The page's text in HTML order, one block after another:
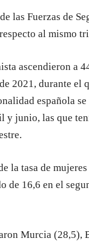
las Fuerzas de
al mismo
ascendieron a
2021, durante el
española
y junio, las que
la tasa de
de 16,6 en el
Murcia (28,5),